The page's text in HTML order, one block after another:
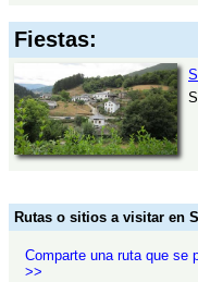
Fiestas:
Rutas o sitios a visitar en
Comparte una ruta que se
>>